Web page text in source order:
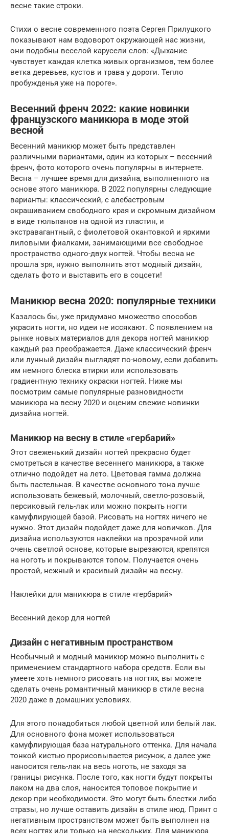
весне такие строки.
Стихи о весне современного поэта Сергея Прилуцкого
показывают нам водоворот окружающей нас жизни,
они подобны веселой карусели слов: «Дыхание
чувствует каждая клетка живых организмов, тем более
ветка деревьев, кустов и трава у дороги. Тепло
пробужденья уже на пороге».
Весенний френч 2022: какие новинки
французского маникюра в моде этой
весной
Весенний маникюр может быть представлен
различными вариантами, один из которых – весенний
френч, фото которого очень популярны в интернете.
Весна – лучшее время для дизайна, выполненного на
основе этого маникюра. В 2022 популярны следующие
варианты: классический, с алебастровым
окрашиванием свободного края и скромным дизайном
в виде тюльпанов на одной из пластин, и
экстравагантный, с фиолетовой окантовкой и яркими
лиловыми фиалками, занимающими все свободное
пространство одного-двух ногтей. Чтобы весна не
прошла зря, нужно выполнить этот модный дизайн,
сделать фото и выставить его в соцсети!
Маникюр весна 2020: популярные техники
Казалось бы, уже придумано множество способов
украсить ногти, но идеи не иссякают. С появлением на
рынке новых материалов для декора ногтей маникюр
каждый раз преображается. Даже классический френч
или лунный дизайн выглядят по-новому, если добавить
им немного блеска втирки или использовать
градиентную технику окраски ногтей. Ниже мы
посмотрим самые популярные разновидности
маникюра на весну 2020 и оценим свежие новинки
дизайна ногтей.
Маникюр на весну в стиле «гербарий»
Этот свеженький дизайн ногтей прекрасно будет
смотреться в качестве весеннего маникюра, а также
отлично подойдет на лето. Цветовая гамма должна
быть пастельная. В качестве основного тона лучше
использовать бежевый, молочный, светло-розовый,
персиковый гель-лак или можно покрыть ногти
камуфлирующей базой. Рисовать на ногтях ничего не
нужно. Этот дизайн подойдет даже для новичков. Для
дизайна используются наклейки на прозрачной или
очень светлой основе, которые вырезаются, крепятся
на ноготь и покрываются топом. Получается очень
простой, нежный и красивый дизайн на весну.
Наклейки для маникюра в стиле «гербарий»
Весенний декор для ногтей
Дизайн с негативным пространством
Необычный и модный маникюр можно выполнить с
применением стандартного набора средств. Если вы
умеете хоть немного рисовать на ногтях, вы можете
сделать очень романтичный маникюр в стиле весна
2020 даже в домашних условиях.
Для этого понадобиться любой цветной или белый лак.
Для основного фона может использоваться
камуфлирующая база натурального оттенка. Для начала
тонкой кистью прорисовывается рисунок, а далее уже
наносится гель-лак на весь ноготь, не заходя за
границы рисунка. После того, как ногти будут покрыты
лаком на два слоя, наносится топовое покрытие и
декор при необходимости. Это могут быть блестки либо
стразы, но лучше оставить дизайн в стиле нюд. Принт с
негативным пространством может быть выполнен на
всех ногтях или только на нескольких. Для маникюра